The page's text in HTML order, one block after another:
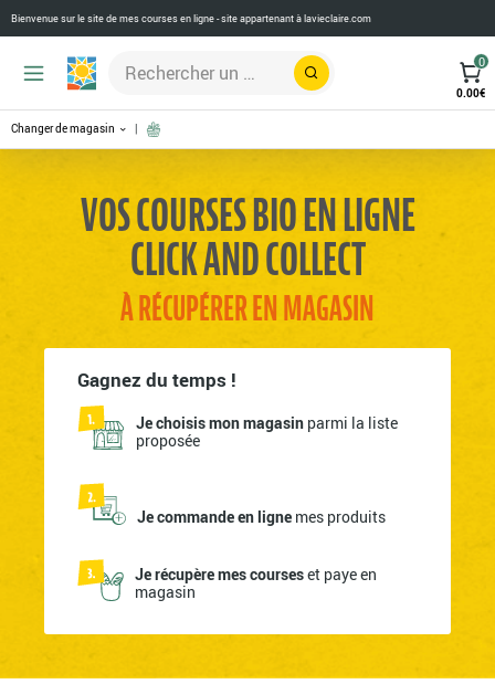
Bienvenue sur le site de mes courses en ligne - site appartenant àlavieclaire.com
Rechercher
0
0.00€
Changer de magasin
VOS COURSES BIO EN LIGNE
CLICK AND COLLECT
À RÉCUPÉRER EN MAGASIN
Gagnez du temps !
Je choisis mon magasin parmi la liste
proposée
Je commande en ligne mes produits
Je récupère mes courseset paye en
magasin